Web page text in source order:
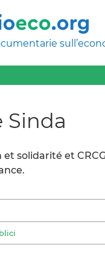
Sinda
solidarité et